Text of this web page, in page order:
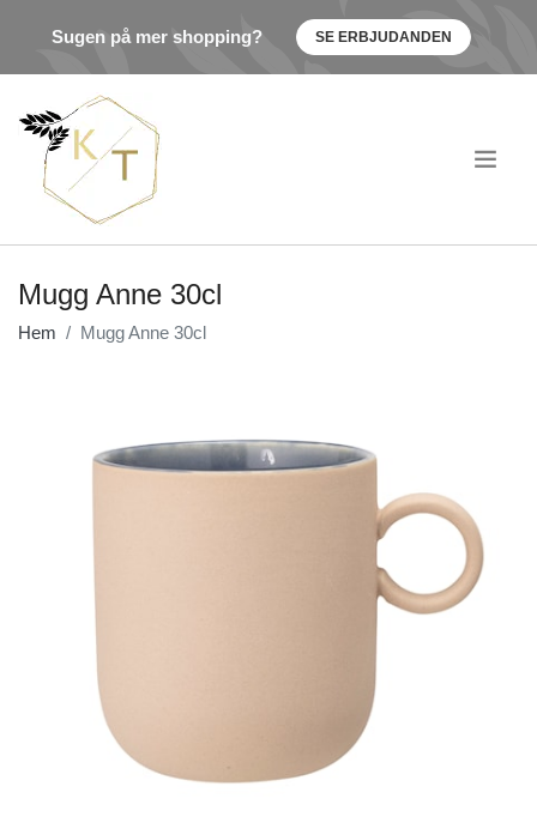
Sugen på mer shopping? SE ERBJUDANDEN
Mugg Anne 30cl
Hem Mugg Anne 30cl